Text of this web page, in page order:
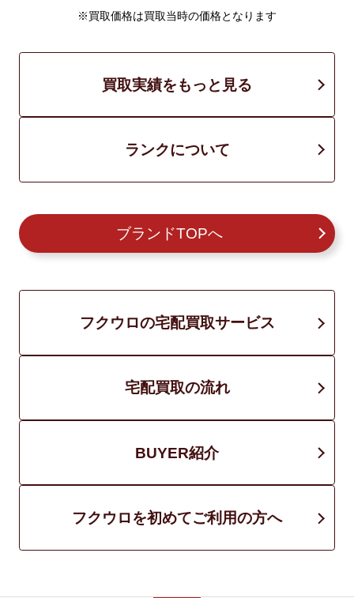
※買取価格は買取当時の価格となります
買取実績をもっと見る
ランクについて
ブランドTOPへ
フクウロの宅配買取サービス
宅配買取の流れ
BUYER紹介
フクウロを初めてご利用の方へ